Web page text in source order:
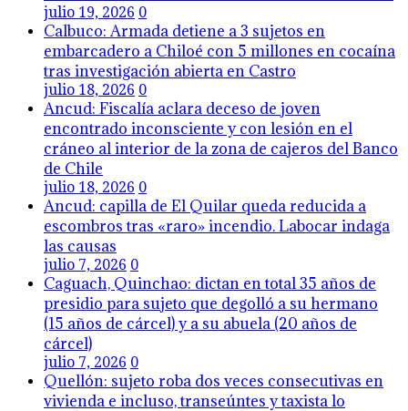
julio 19, 2026 0
Calbuco: Armada detiene a 3 sujetos en
embarcadero a Chiloé con 5 millones en cocaína
tras investigación abierta en Castro
julio 18, 2026 0
Ancud: Fiscalía aclara deceso de joven
encontrado inconsciente y con lesión en el
cráneo al interior de la zona de cajeros del Banco
de Chile
julio 18, 2026 0
Ancud: capilla de El Quilar queda reducida a
escombros tras «raro» incendio. Labocar indaga
las causas
julio 7, 2026 0
Caguach, Quinchao: dictan en total 35 años de
presidio para sujeto que degolló a su hermano
(15 años de cárcel) y a su abuela (20 años de
cárcel)
julio 7, 2026 0
Quellón: sujeto roba dos veces consecutivas en
vivienda e incluso, transeúntes y taxista lo